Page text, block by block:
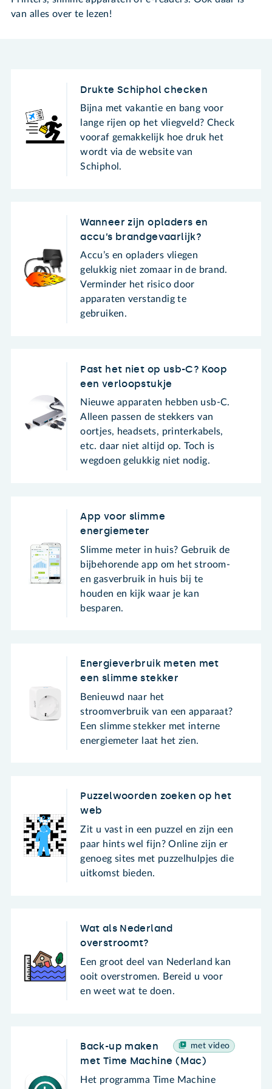
van alles over te lezen!
Drukte Schiphol checken
Bijna met vakantie en bang voor
lange rijen op het vliegveld? Check
vooraf gemakkelijk hoe druk het
wordt via de website van
Schiphol.
Wanneer zijn opladers en
accu’s brandgevaarlijk?
Accu’s en opladers vliegen
gelukkig niet zomaar in de brand.
Verminder het risico door
apparaten verstandig te
gebruiken.
Past het niet op usb-C? Koop
een verloopstukje
Nieuwe apparaten hebben usb-C.
Alleen passen de stekkers van
oortjes, headsets, printerkabels,
etc. daar niet altijd op. Toch is
wegdoen gelukkig niet nodig.
App voor slimme
energiemeter
Slimme meter in huis? Gebruik de
bijbehorende app om het stroom-
en gasverbruik in huis bij te
houden en kijk waar je kan
besparen.
Energieverbruik meten met
een slimme stekker
Benieuwd naar het
stroomverbruik van een apparaat?
Een slimme stekker met interne
energiemeter laat het zien.
Puzzelwoorden zoeken op het
web
Zit u vast in een puzzel en zijn een
paar hints wel fijn? Online zijn er
genoeg sites met puzzelhulpjes die
uitkomst bieden.
Wat als Nederland
overstroomt?
Een groot deel van Nederland kan
ooit overstromen. Bereid u voor
en weet wat te doen.
met video
Back-up maken
met Time Machine (Mac)
Het programma Time Machine